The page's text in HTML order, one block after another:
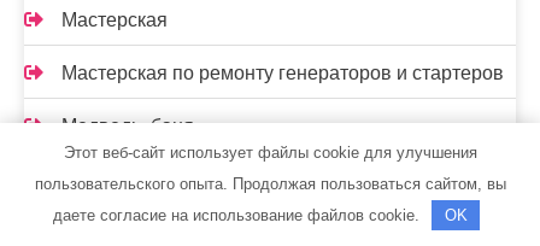
Мастерская
Мастерская по ремонту генераторов и стартеров
Медведь, баня
Мечта, Сауна
Этот веб-сайт использует файлы cookie для улучшения
пользовательского опыта. Продолжая пользоваться сайтом, вы
даете согласие на использование файлов cookie.
OK